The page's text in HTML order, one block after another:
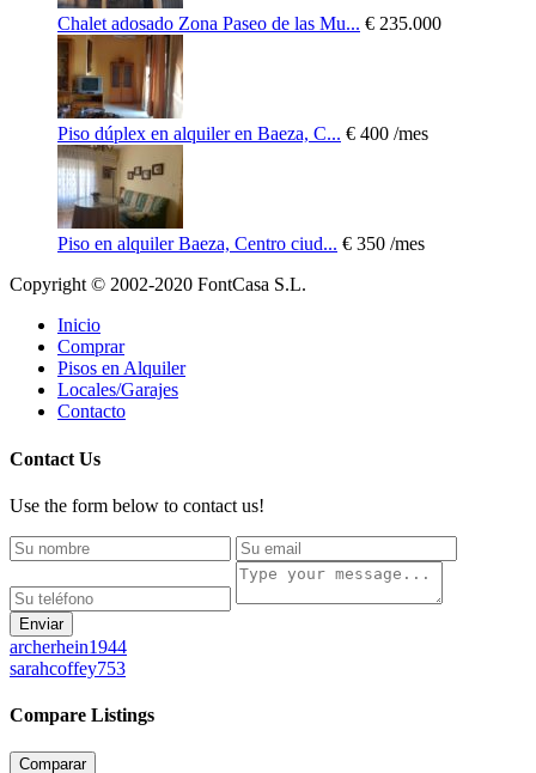
Chalet adosado Zona Paseo de las Mu... € 235.000
Piso dúplex en alquiler en Baeza, C... € 400 /mes
Piso en alquiler Baeza, Centro ciud... € 350 /mes
Copyright © 2002-2020 FontCasa S.L.
Inicio
Comprar
Pisos en Alquiler
Locales/Garajes
Contacto
Contact Us
Use the form below to contact us!
Enviar
archerhein1944
sarahcoffey753
Compare Listings
Comparar